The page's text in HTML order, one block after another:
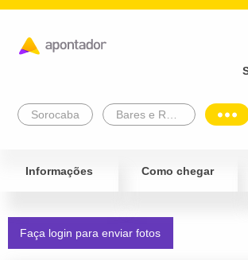
Sorocaba
Informações Como chegar
Faça login para enviar fotos